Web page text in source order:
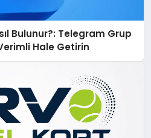
Bulunur?: Telegram Grup
Hale Getirin